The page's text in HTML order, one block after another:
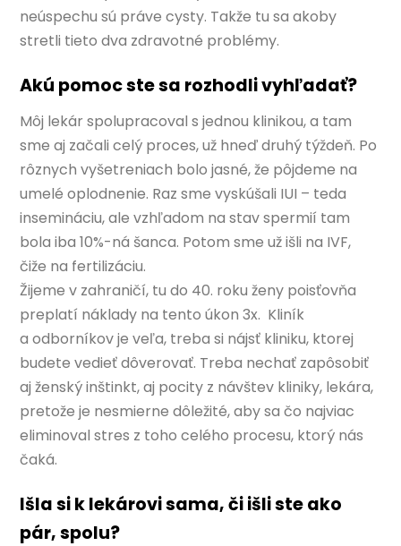
neúspechu sú práve cysty. Takže tu sa akoby
stretli tieto dva zdravotné problémy.
Akú pomoc ste sa rozhodli vyhľadať?
Môj lekár spolupracoval s jednou klinikou, a tam
sme aj začali celý proces, už hneď druhý týždeň. Po
rôznych vyšetreniach bolo jasné, že pôjdeme na
umelé oplodnenie. Raz sme vyskúšali IUI – teda
insemináciu, ale vzhľadom na stav spermií tam
bola iba 10%-ná šanca. Potom sme už išli na IVF,
čiže na fertilizáciu.
Žijeme v zahraničí, tu do 40. roku ženy poisťovňa
preplatí náklady na tento úkon 3x. Kliník
a odborníkov je veľa, treba si nájsť kliniku, ktorej
budete vedieť dôverovať. Treba nechať zapôsobiť
aj ženský inštinkt, aj pocity z návštev kliniky, lekára,
pretože je nesmierne dôležité, aby sa čo najviac
eliminoval stres z toho celého procesu, ktorý nás
čaká.
Išla si k lekárovi sama, či išli ste ako
pár, spolu?